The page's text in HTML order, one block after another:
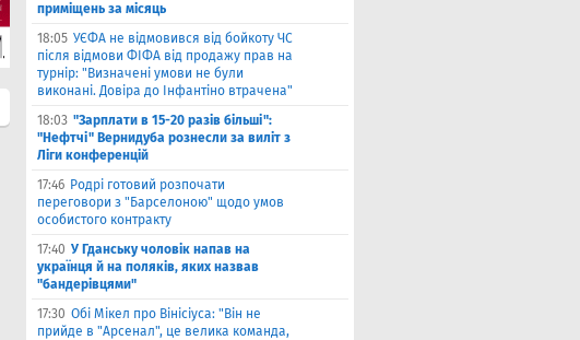
приміщень за місяць
18:05 УЄФА не відмовився від бойкоту ЧС
після відмови ФІФА від продажу прав на
турнір: "Визначені умови не були
виконані. Довіра до Інфантіно втрачена"
18:03 "Зарплати в 15-20 разів більші":
"Нефтчі" Вернидуба рознесли за виліт з
Ліги конференцій
17:46 Родрі готовий розпочати
переговори з "Барселоною" щодо умов
особистого контракту
17:40 У Гданську чоловік напав на
українця й на поляків, яких назвав
"бандерівцями"
17:30 Обі Мікел про Вінісіуса: "Він не
прийде в "Арсенал", це велика команда,